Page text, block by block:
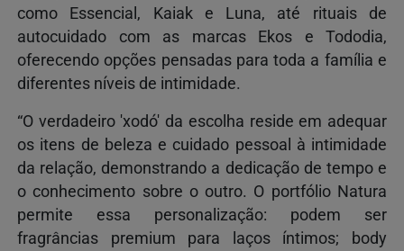
como Essencial, Kaiak e Luna, até rituais de
autocuidado com as marcas Ekos e Tododia,
oferecendo opções pensadas para toda a família e
diferentes níveis de intimidade.
“O verdadeiro 'xodó' da escolha reside em adequar
os itens de beleza e cuidado pessoal à intimidade
da relação, demonstrando a dedicação de tempo e
o conhecimento sobre o outro. O portfólio Natura
permite essa personalização: podem ser
fragrâncias premium para laços íntimos; body